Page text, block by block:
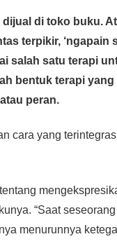
di toko buku.
terpikir, ‘ngapain
salah satu terapi
bentuk terapi yang
peran.
cara yang
“Saat
menurunnya